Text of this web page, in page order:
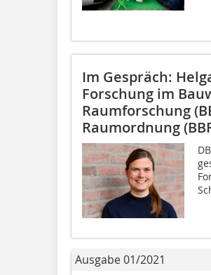
Im Gespräch:
Forschung im
Raumforschung
Raumordnung
Ausgabe 01/2021